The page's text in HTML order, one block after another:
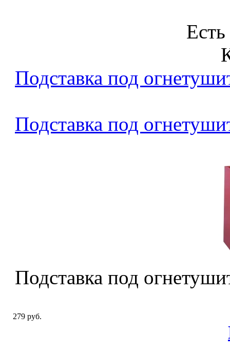
Подставка под
Подставка под
Подставка под
279 руб.